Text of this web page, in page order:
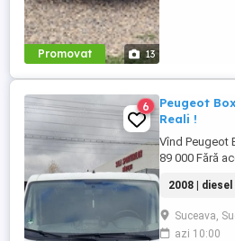
Promovat 13
6
Peugeot
Reali !
Vînd Peugeot
89 000 Fără
și oglinzi
Revizie!
noi ! Mașina
2008 |
Suceava,
azi 10:00